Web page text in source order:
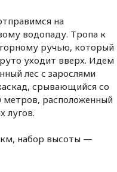
на
водопаду. Тропа к
ручью, который
уходит вверх. Идем
лес с зарослями
срывающийся со
метров, расположенный
лугов.
набор высоты —